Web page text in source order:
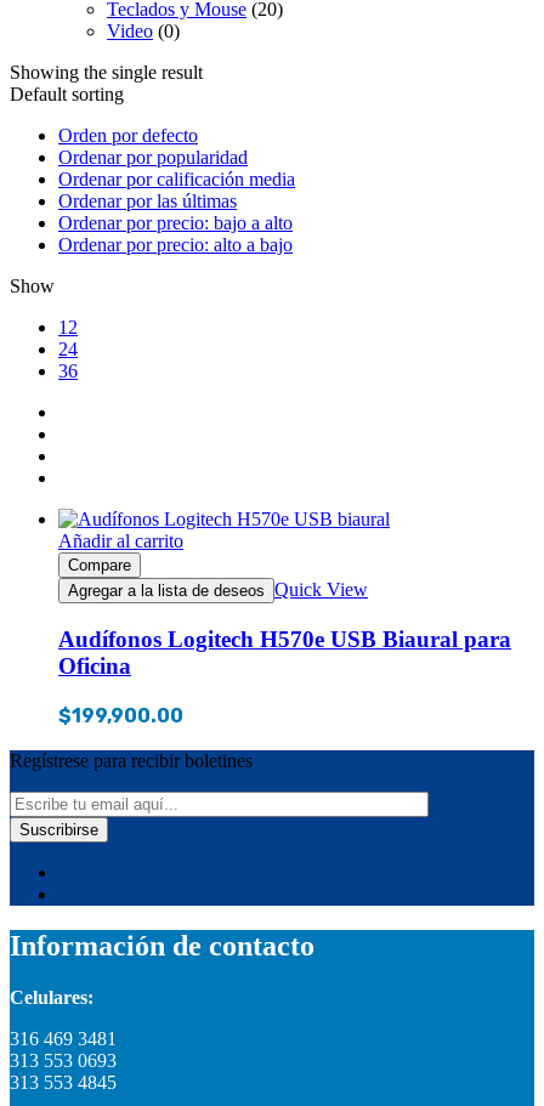
Teclados y Mouse (20)
Video (0)
Showing the single result
Default sorting
Orden por defecto
Ordenar por popularidad
Ordenar por calificación media
Ordenar por las últimas
Ordenar por precio: bajo a alto
Ordenar por precio: alto a bajo
Show
12
24
36
Añadir al carrito
Compare
Agregar a la lista de deseos Quick View
Audífonos Logitech H570e USB Biaural para
Oficina
$199,900.00
Regístrese para recibir boletines
Información de contacto
Celulares:
316 469 3481
313 553 0693
313 553 4845